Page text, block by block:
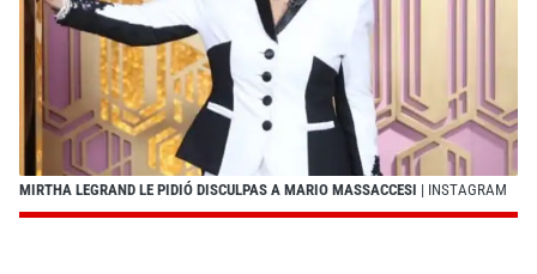
MIRTHA LEGRAND LE PIDIÓ DISCULPAS A MARIO MASSACCESI | INSTAGRAM